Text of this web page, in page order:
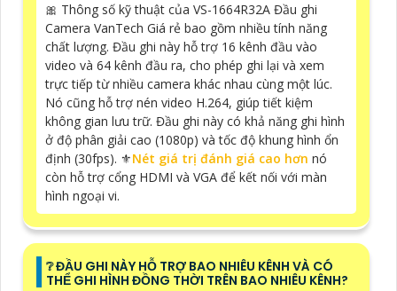
🎀 Thông số kỹ thuật của VS-1664R32A Đầu ghi
Camera VanTech Giá rẻ bao gồm nhiều tính năng
chất lượng. Đầu ghi này hỗ trợ 16 kênh đầu vào
video và 64 kênh đầu ra, cho phép ghi lại và xem
trực tiếp từ nhiều camera khác nhau cùng một lúc.
Nó cũng hỗ trợ nén video H.264, giúp tiết kiệm
không gian lưu trữ. Đầu ghi này có khả năng ghi hình
ở độ phân giải cao (1080p) và tốc độ khung hình ổn
định (30fps). ⚜️Nét giá trị đánh giá cao hơn nó
còn hỗ trợ cổng HDMI và VGA để kết nối với màn
hình ngoại vi.
❔ ĐẦU GHI NÀY HỖ TRỢ BAO NHIÊU KÊNH VÀ CÓ
THỂ GHI HÌNH ĐỒNG THỜI TRÊN BAO NHIÊU KÊNH?